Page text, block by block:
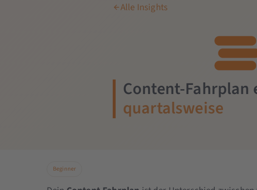
Alle Insights
Content-Fahrplan
quartalsweise
Beginner